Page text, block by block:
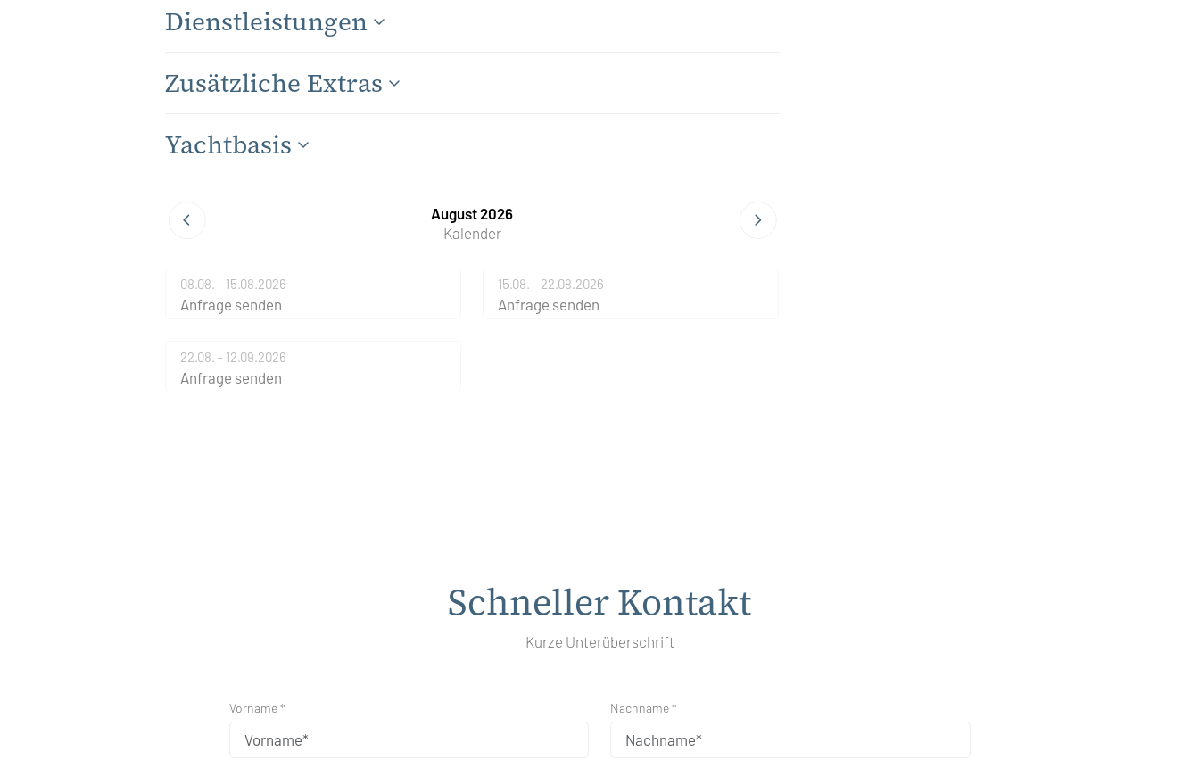
Dienstleistungen
Zusätzliche Extras
Yachtbasis
August 2026
Kalender
08.08. - 15.08.2026
Anfrage senden
15.08. - 22.08.2026
Anfrage senden
22.08. - 12.09.2026
Anfrage senden
Schneller Kontakt
Kurze Unterüberschrift
Vorname * Nachname *